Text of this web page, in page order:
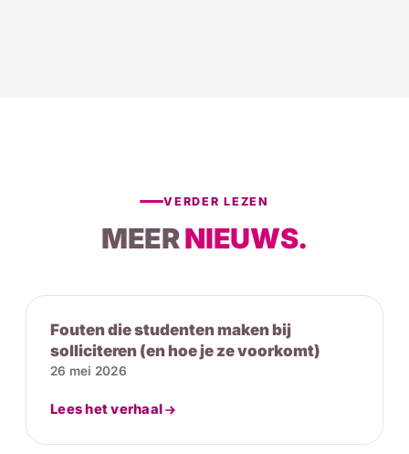
VERDER LEZEN
MEERNIEUWS.
Fouten die studenten maken bij
solliciteren (en hoe je ze voorkomt)
26 mei 2026
Lees het verhaal